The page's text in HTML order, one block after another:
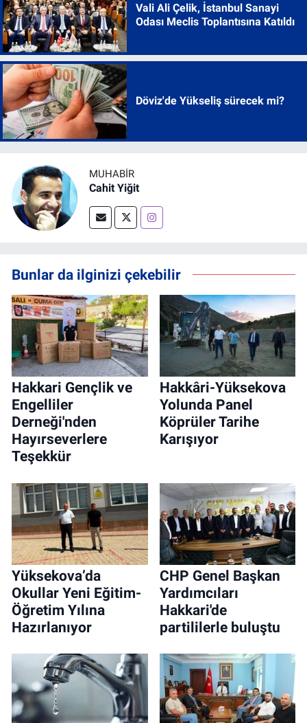
Vali Ali Çelik, İstanbul Sanayi
Odası Meclis Toplantısına Katıldı
Döviz'de Yükseliş sürecek mi?
MUHABİR
Cahit Yiğit
Bunlar da ilginizi çekebilir
Hakkari Gençlik ve
Engelliler
Derneği'nden
Hayırseverlere
Teşekkür
Hakkâri-Yüksekova
Yolunda Panel
Köprüler Tarihe
Karışıyor
Yüksekova’da
Okullar Yeni Eğitim-
Öğretim Yılına
Hazırlanıyor
CHP Genel Başkan
Yardımcıları
Hakkari'de
partililerle buluştu